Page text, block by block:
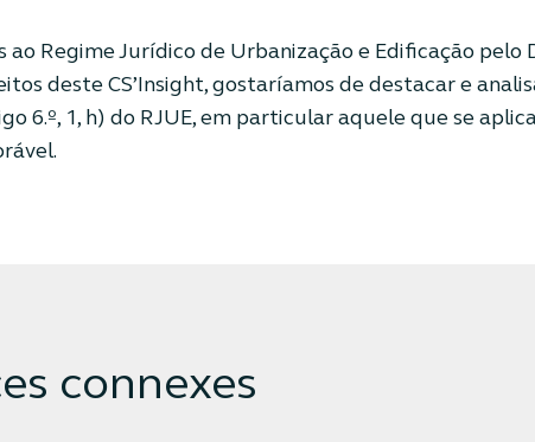
Regime Jurídico de Urbanização e Edificação pelo
deste CS’Insight, gostaríamos de destacar e
6.º, 1, h) do RJUE, em particular aquele que se
connexes